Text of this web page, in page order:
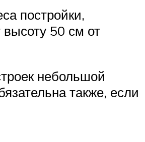
постройки,
50 см от
небольшой
также, если